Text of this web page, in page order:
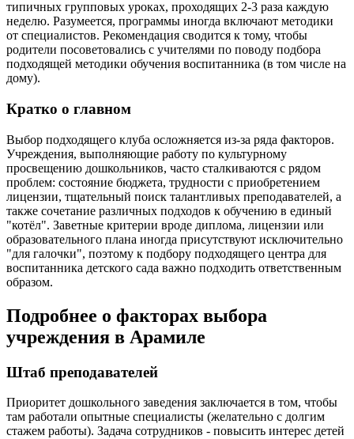
типичных групповых уроках, проходящих 2-3 раза каждую
неделю. Разумеется, программы иногда включают методики
от специалистов. Рекомендация сводится к тому, чтобы
родители посоветовались с учителями по поводу подбора
подходящей методики обучения воспитанника (в том числе на
дому).
Кратко о главном
Выбор подходящего клуба осложняется из-за ряда факторов.
Учреждения, выполняющие работу по культурному
просвещению дошкольников, часто сталкиваются с рядом
проблем: состояние бюджета, трудности с приобретением
лицензии, тщательный поиск талантливых преподавателей, а
также сочетание различных подходов к обучению в единый
"котёл". Заветные критерии вроде диплома, лицензии или
образовательного плана иногда присутствуют исключительно
"для галочки", поэтому к подбору подходящего центра для
воспитанника детского сада важно подходить ответственным
образом.
Подробнее о факторах выбора
учреждения в Арамиле
Штаб преподавателей
Приоритет дошкольного заведения заключается в том, чтобы
там работали опытные специалисты (желательно с долгим
стажем работы). Задача сотрудников - повысить интерес детей